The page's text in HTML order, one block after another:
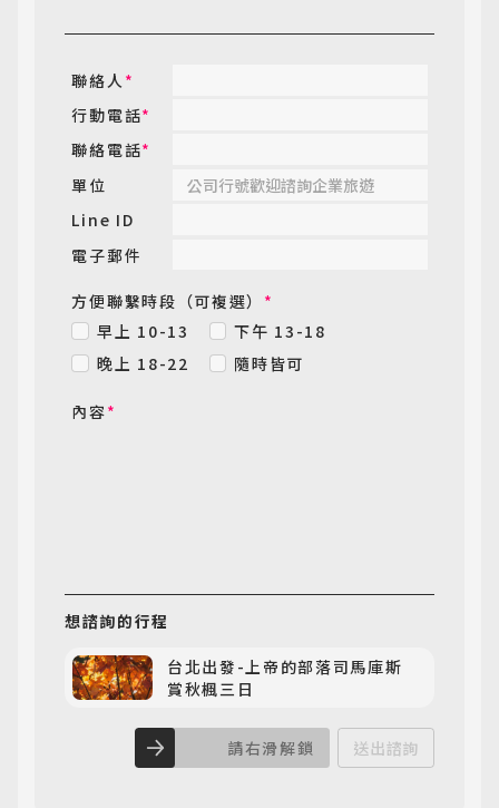
聯絡人 *
行動電話*
聯絡電話*
單位
Line ID
電子郵件
方便聯繫時段（可複選） *
早上 10-13
下午 13-18
晚上 18-22
隨時皆可
內容*
想諮詢的行程
台北出發-上帝的部落司馬庫斯
賞秋楓三日
請右滑解鎖 送出諮詢